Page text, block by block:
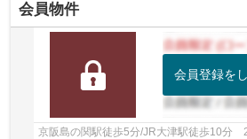
会員物件
会員登録を
京阪島の関駅徒歩5分/JR大津駅徒歩10分